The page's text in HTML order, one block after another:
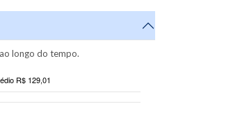
longo do tempo.